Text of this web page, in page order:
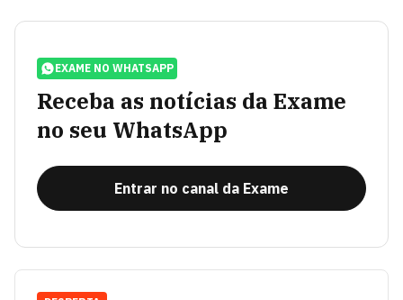
EXAME NO WHATSAPP
Receba as notícias da Exame
no seu WhatsApp
Entrar no canal da Exame